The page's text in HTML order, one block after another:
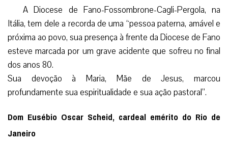
A Diocese de Fano-Fossombrone-Cagli-Pergola, na
Itália, tem dele a recorda de uma “pessoa paterna, amável e
próxima ao povo, sua presença à frente da Diocese de Fano
esteve marcada por um grave acidente que sofreu no final
dos anos 80.
Sua devoção à Maria, Mãe de Jesus, marcou
profundamente sua espiritualidade e sua ação pastoral”.
Dom Eusébio Oscar Scheid, cardeal emérito do Rio de
Janeiro